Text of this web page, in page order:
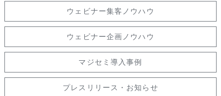
ウェビナー集客ノウハウ
ウェビナー企画ノウハウ
マジセミ導入事例
プレスリリース・お知らせ